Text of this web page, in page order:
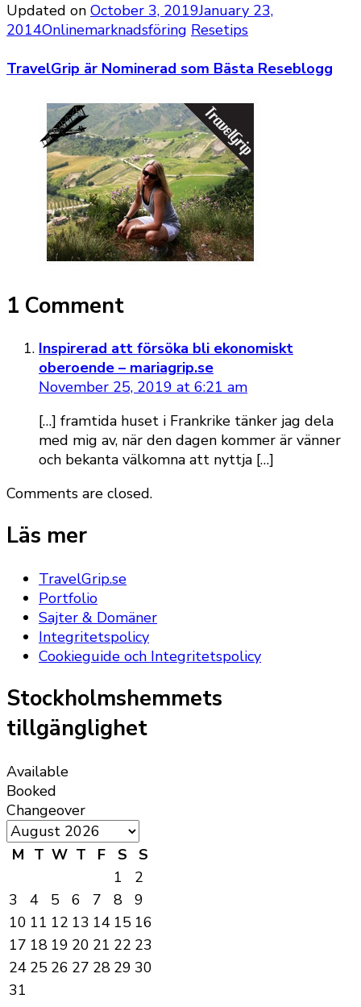
Updated on October 3, 2019January 23,
2014Onlinemarknadsföring Resetips
TravelGrip är Nominerad som Bästa Reseblogg
1 Comment
Inspirerad att försöka bli ekonomiskt
oberoende – mariagrip.se
November 25, 2019 at 6:21 am
[…] framtida huset i Frankrike tänker jag dela
med mig av, när den dagen kommer är vänner
och bekanta välkomna att nyttja […]
Comments are closed.
Läs mer
TravelGrip.se
Portfolio
Sajter & Domäner
Integritetspolicy
Cookieguide och Integritetspolicy
Stockholmshemmets
tillgänglighet
Available
Booked
Changeover
M T W T F S
S
1
2
3
4 5 6 7 8
9
10 11 12 13 14 15 16
17 18 19 20 21 22 23
24 25 26 27 28 29 30
31